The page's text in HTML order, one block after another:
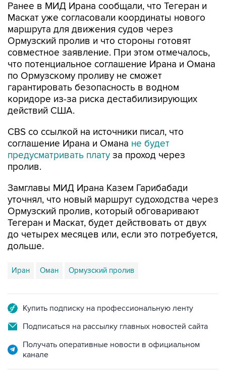
Ранее в МИД Ирана сообщали, что Тегеран и
Маскат уже согласовали координаты нового
маршрута для движения судов через
Ормузский пролив и что стороны готовят
совместное заявление. При этом отмечалось,
что потенциальное соглашение Ирана и Омана
по Ормузскому проливу не сможет
гарантировать безопасность в водном
коридоре из-за риска дестабилизирующих
действий США.
CBS со ссылкой на источники писал, что
соглашение Ирана и Омана не будет
предусматривать плату за проход через
пролив.
Замглавы МИД Ирана Казем Гарибабади
уточнял, что новый маршрут судоходства через
Ормузский пролив, который обговаривают
Тегеран и Маскат, будет действовать от двух
до четырех месяцев или, если это потребуется,
дольше.
Иран Оман Ормузский пролив
Купить подписку на профессиональную ленту
Подписаться на рассылку главных новостей сайта
Получать оперативные новости в официальном
канале